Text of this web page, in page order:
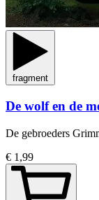
fragment
De wolf en de
De gebroeders
€ 1,99